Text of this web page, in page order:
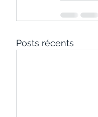
Posts récents